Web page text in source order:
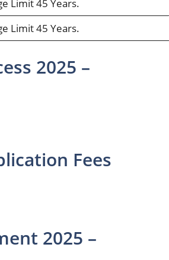
Limit 45 Years.
Limit 45 Years.
2025 –
Fees
2025 –